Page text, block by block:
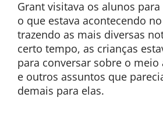
Grant visitava os alunos
o que estava acontecendo
trazendo as mais diversas
certo tempo, as crianças
para conversar sobre o meio
e outros assuntos que
demais para elas.